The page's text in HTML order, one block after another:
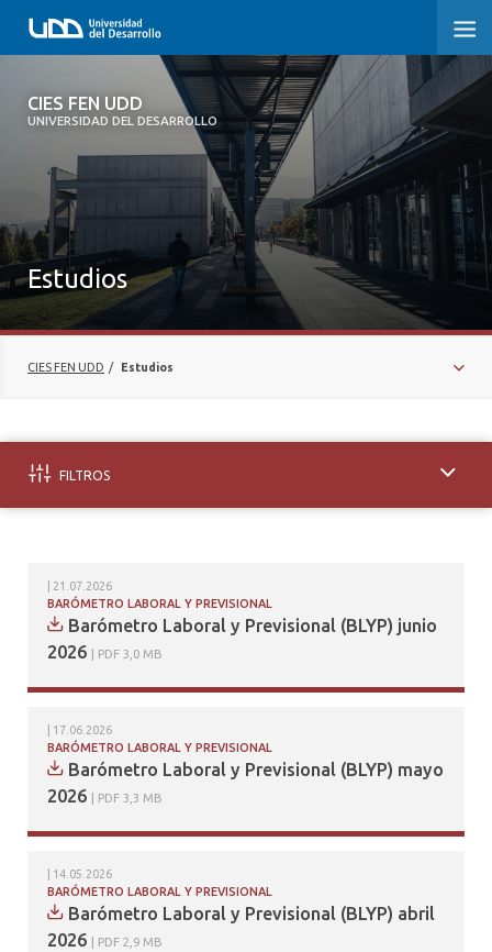
CIES FEN UDD
UNIVERSIDAD DEL DESARROLLO
CIES FEN UDD
ESTUDIOS
¿QUIÉNES SOMOS?
DEBATES PÚBLICOS
Estudios
CIES FEN UDD / Estudios
FILTROS
BARÓMETRO LABORAL Y PREVISIONAL
21.07.2026
Barómetro Laboral y Previsional (BLYP) junio
2026
PDF 3,0 MB
BARÓMETRO LABORAL Y PREVISIONAL
17.06.2026
Barómetro Laboral y Previsional (BLYP) mayo
2026
PDF 3,3 MB
BARÓMETRO LABORAL Y PREVISIONAL
14.05.2026
Barómetro Laboral y Previsional (BLYP) abril
2026
PDF 2,9 MB